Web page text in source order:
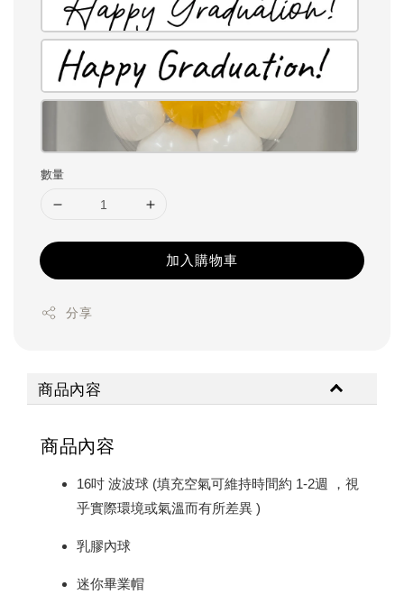
數量
加入購物車
分享
商品內容
商品內容
16吋 波波球 (填充空氣可維持時間約 1-2週 ， 視
乎實際環境或氣溫而有所差異 )
乳膠內球
迷你畢業帽